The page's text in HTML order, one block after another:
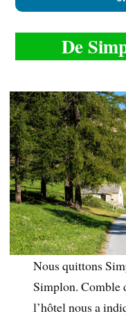
De
Nous quittons
Simplon. Comble
l’hôtel nous a